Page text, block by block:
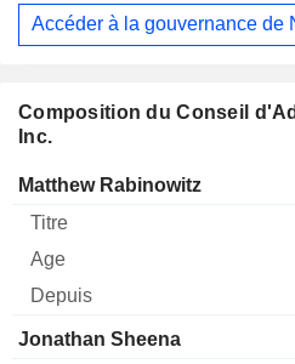
Accéder à la gouvernance de
Composition du Conseil
Inc.
Administrateur Titre
Matthew Rabinowitz
Jonathan Sheena